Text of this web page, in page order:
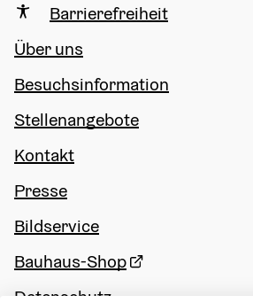
Barrierefreiheit
Über uns
Besuchsinformation
Stellenangebote
Kontakt
Presse
Bildservice
Bauhaus-Shop
Datenschutz